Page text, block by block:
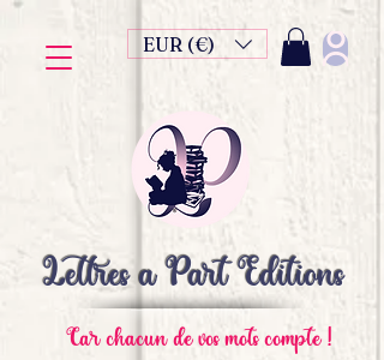
Lettres à Part Editions
Car chacun de vos mots compte !
EUR (€)